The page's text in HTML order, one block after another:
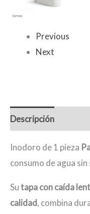
Previous
Next
Descripción
Inodoro de 1 pieza
consumo de agua
Sutapa con caída
calidad, combina